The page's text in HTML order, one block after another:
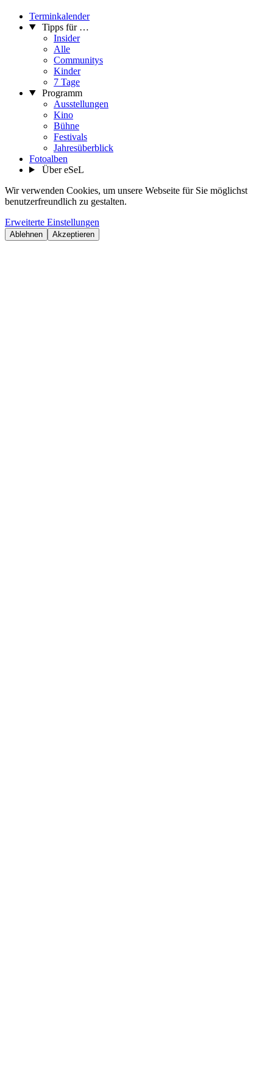
Terminkalender
Tipps für …
Insider
Alle
Communitys
Kinder
7 Tage
Programm
Ausstellungen
Kino
Bühne
Festivals
Jahresüberblick
Fotoalben
Über eSeL
Wir verwenden Cookies, um unsere Webseite für Sie möglichst
benutzerfreundlich zu gestalten.
Erweiterte Einstellungen
Ablehnen Akzeptieren